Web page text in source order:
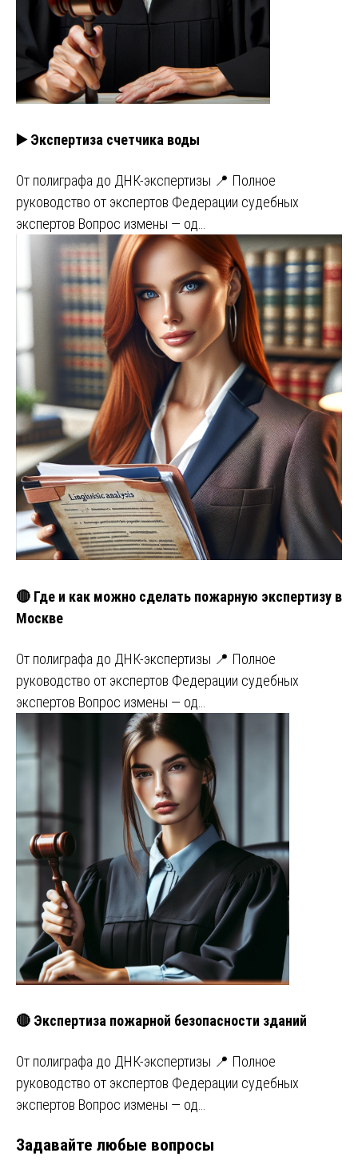
▶️ Экспертиза счетчика воды
От полиграфа до ДНК-экспертизы 📍 Полное
руководство от экспертов Федерации судебных
экспертов Вопрос измены — од…
🔴 Где и как можно сделать пожарную экспертизу в
Москве
От полиграфа до ДНК-экспертизы 📍 Полное
руководство от экспертов Федерации судебных
экспертов Вопрос измены — од…
🔴 Экспертиза пожарной безопасности зданий
От полиграфа до ДНК-экспертизы 📍 Полное
руководство от экспертов Федерации судебных
экспертов Вопрос измены — од…
Задавайте любые вопросы